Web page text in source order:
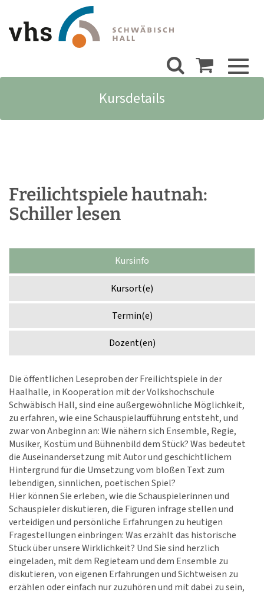
Kursdetails
Freilichtspiele hautnah:
Schiller lesen
Kursinfo
Kursort(e)
Termin(e)
Dozent(en)
Die öffentlichen Leseproben der Freilichtspiele in der
Haalhalle, in Kooperation mit der Volkshochschule
Schwäbisch Hall, sind eine außergewöhnliche Möglichkeit,
zu erfahren, wie eine Schauspielaufführung entsteht, und
zwar von Anbeginn an: Wie nähern sich Ensemble, Regie,
Musiker, Kostüm und Bühnenbild dem Stück? Was bedeutet
die Auseinandersetzung mit Autor und geschichtlichem
Hintergrund für die Umsetzung vom bloßen Text zum
lebendigen, sinnlichen, poetischen Spiel?
Hier können Sie erleben, wie die Schauspielerinnen und
Schauspieler diskutieren, die Figuren infrage stellen und
verteidigen und persönliche Erfahrungen zu heutigen
Fragestellungen einbringen: Was erzählt das historische
Stück über unsere Wirklichkeit? Und Sie sind herzlich
eingeladen, mit dem Regieteam und dem Ensemble zu
diskutieren, von eigenen Erfahrungen und Sichtweisen zu
erzählen oder einfach nur zuzuhören und mit dabei zu sein,